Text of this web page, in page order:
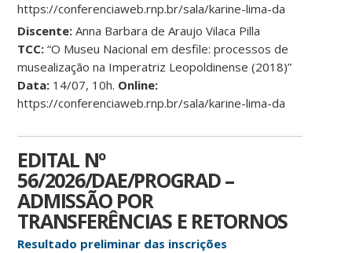
https://conferenciaweb.rnp.br/sala/karine-lima-da
Discente: Anna Barbara de Araujo Vilaca Pilla
TCC: “O Museu Nacional em desfile: processos de
musealização na Imperatriz Leopoldinense (2018)”
Data: 14/07, 10h. Online:
https://conferenciaweb.rnp.br/sala/karine-lima-da
EDITAL Nº
56/2026/DAE/PROGRAD –
ADMISSÃO POR
TRANSFERÊNCIAS E RETORNOS
Resultado preliminar das inscrições